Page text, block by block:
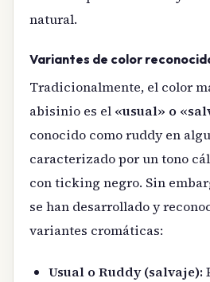
natural.
Variantes de color
Tradicionalmente, el color
abisinio es el «usual» o
conocido como ruddy en
caracterizado por un tono
con ticking negro. Sin
se han desarrollado y
variantes cromáticas:
Usual o Ruddy (salvaje):